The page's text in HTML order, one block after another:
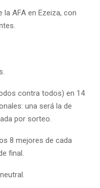
AFA en Ezeiza, con
contra todos) en 14
una será la de
por sorteo.
8 mejores de cada
final.